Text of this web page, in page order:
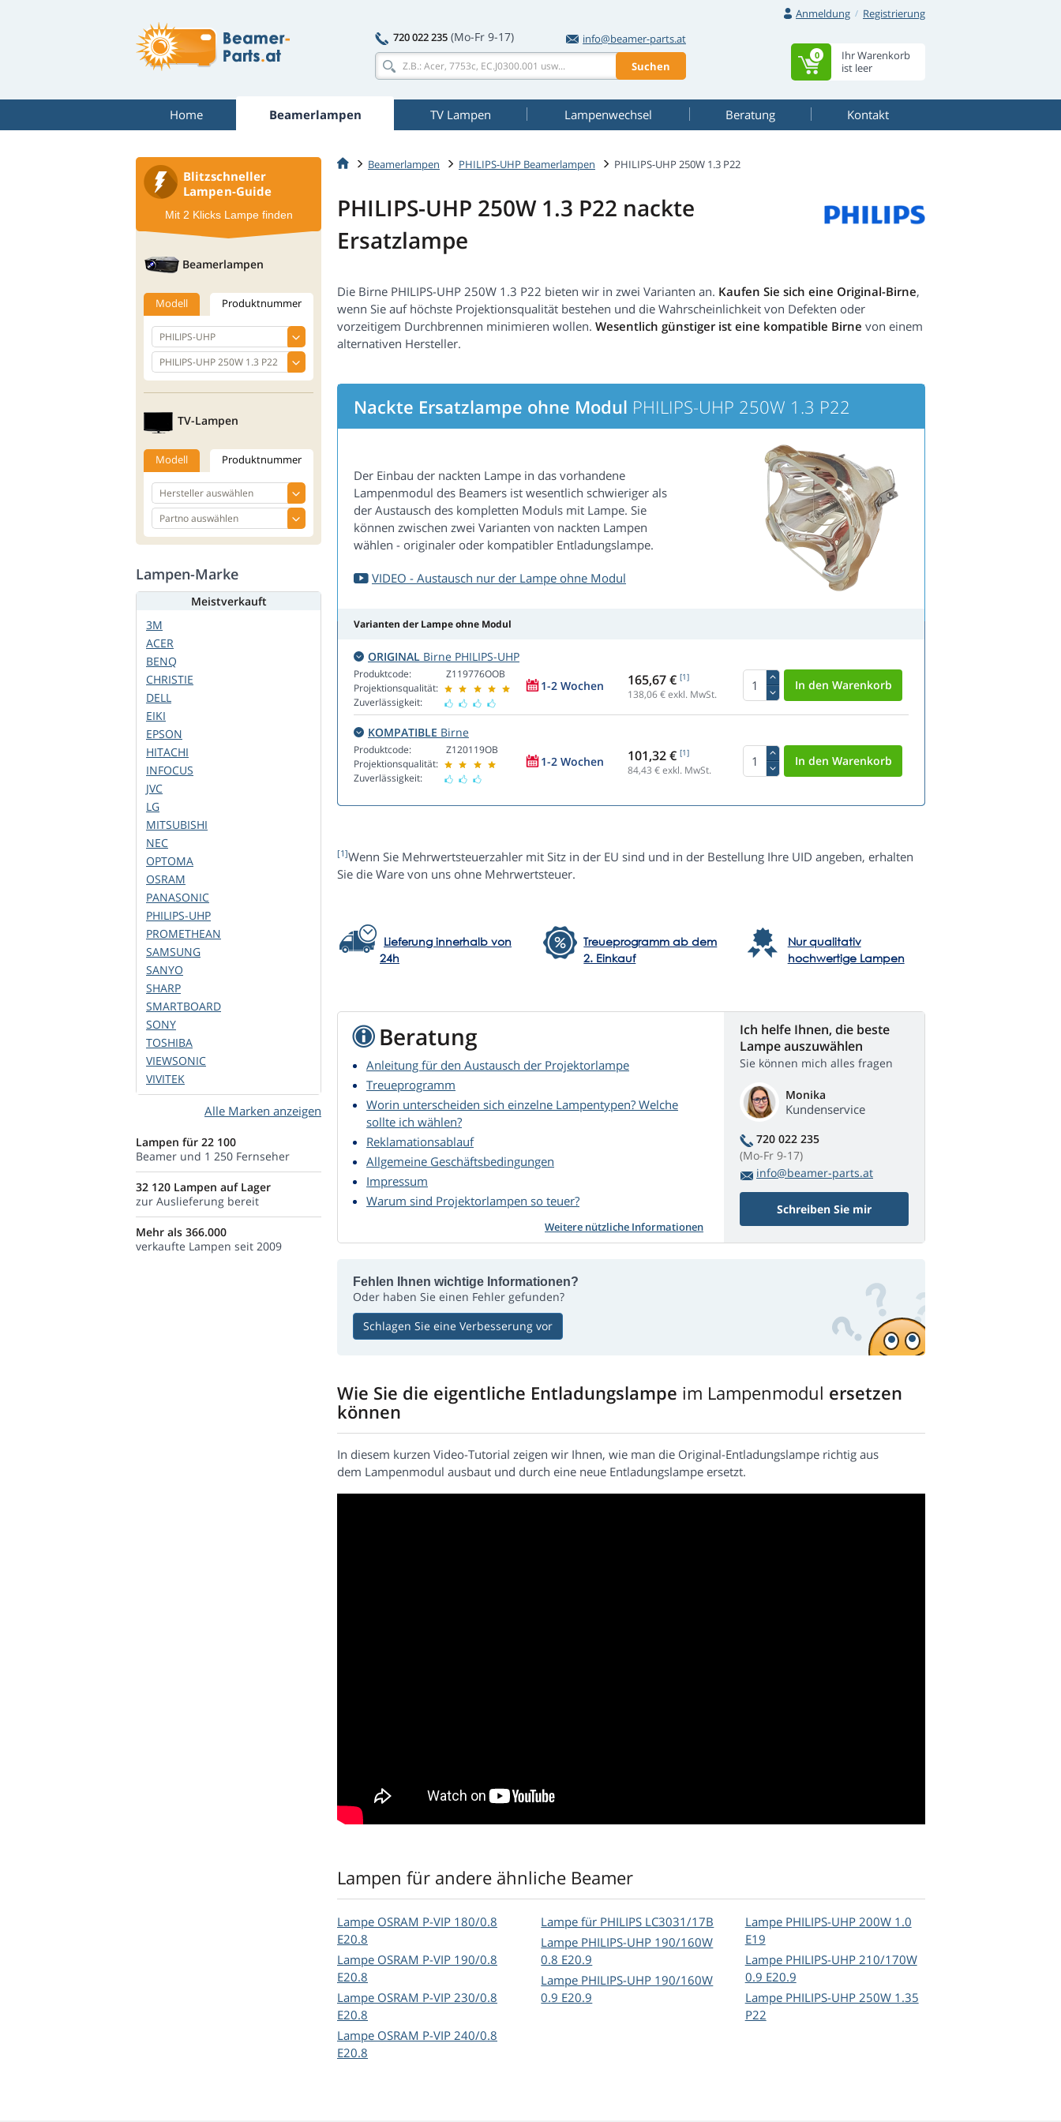
Anmeldung
Registrierung
720 022 235 (Mo-Fr 9-17)
info@beamer-parts.at
Suchen
Ihr Warenkorb
ist leer
0
Home Beamerlampen TV Lampen Lampenwechsel Beratung Kontakt
Beamerlampen PHILIPS-UHP Beamerlampen PHILIPS-UHP 250W 1.3 P22
PHILIPS-UHP 250W 1.3 P22 nackte
Ersatzlampe
Die Birne PHILIPS-UHP 250W 1.3 P22 bieten wir in zwei Varianten an. Kaufen Sie sich eine Original-Birne,
wenn Sie auf höchste Projektionsqualität bestehen und die Wahrscheinlichkeit von Defekten oder
vorzeitigem Durchbrennen minimieren wollen. Wesentlich günstiger ist eine kompatible Birne von einem
alternativen Hersteller.
Nackte Ersatzlampe ohne Modul PHILIPS-UHP 250W 1.3 P22
Der Einbau der nackten Lampe in das vorhandene
Lampenmodul des Beamers ist wesentlich schwieriger als
der Austausch des kompletten Moduls mit Lampe. Sie
können zwischen zwei Varianten von nackten Lampen
wählen - originaler oder kompatibler Entladungslampe.
VIDEO - Austausch nur der Lampe ohne Modul
Varianten der Lampe ohne Modul
ORIGINAL Birne PHILIPS-UHP
Produktcode:
Projektionsqualität:
Zuverlässigkeit:
Z119776OOB
1-2 Wochen 165,67 € [1]
138,06€ exkl. MwSt.
KOMPATIBLE Birne
Produktcode:
Projektionsqualität:
Zuverlässigkeit:
Z120119OB
1-2 Wochen 101,32 € [1]
84,43 € exkl. MwSt.
[1]Wenn Sie Mehrwertsteuerzahler mit Sitz in der EU sind und in der Bestellung Ihre UID angeben, erhalten
Sie die Ware von uns ohne Mehrwertsteuer.
Lieferung innerhalb von
24h
Treueprogramm ab dem
2. Einkauf
Nur qualitativ
hochwertige Lampen
Beratung
Anleitung für den Austausch der Projektorlampe
Treueprogramm
Worin unterscheiden sich einzelne Lampentypen? Welche
sollte ich wählen?
Reklamationsablauf
Allgemeine Geschäftsbedingungen
Impressum
Warum sind Projektorlampen so teuer?
Weitere nützliche Informationen
Ich helfe Ihnen, die beste
Lampe auszuwählen
Sie können mich alles fragen
Monika
Kundenservice
720 022 235
(Mo-Fr 9-17)
info@beamer-parts.at
Schreiben Sie mir
Fehlen Ihnen wichtige Informationen?
Oder haben Sie einen Fehler gefunden?
Schlagen Sie eine Verbesserung vor
Wie Sie die eigentliche Entladungslampe im Lampenmodul ersetzen
können
In diesem kurzen Video-Tutorial zeigen wir Ihnen, wie man die Original-Entladungslampe richtig aus
dem Lampenmodul ausbaut und durch eine neue Entladungslampe ersetzt.
Lampen für andere ähnliche Beamer
Lampe OSRAM P-VIP 180/0.8
E20.8
Lampe OSRAM P-VIP 190/0.8
E20.8
Lampe OSRAM P-VIP 230/0.8
E20.8
Lampe OSRAM P-VIP 240/0.8
E20.8
Lampe für PHILIPS LC3031/17B
Lampe PHILIPS-UHP 190/160W
0.8 E20.9
Lampe PHILIPS-UHP 190/160W
0.9 E20.9
Lampe PHILIPS-UHP 200W 1.0
E19
Lampe PHILIPS-UHP 210/170W
0.9 E20.9
Lampe PHILIPS-UHP 250W 1.35
P22
Blitzschneller
Lampen-Guide
Mit 2 Klicks Lampe finden
Beamerlampen
Modell Produktnummer
TV-Lampen
Modell Produktnummer
Lampen-Marke
Meistverkauft
3M
ACER
BENQ
CHRISTIE
DELL
EIKI
EPSON
HITACHI
INFOCUS
JVC
LG
MITSUBISHI
NEC
OPTOMA
OSRAM
PANASONIC
PHILIPS-UHP
PROMETHEAN
SAMSUNG
SANYO
SHARP
SMARTBOARD
SONY
TOSHIBA
VIEWSONIC
VIVITEK
Alle Marken anzeigen
Lampen für 22 100
Beamer und 1 250 Fernseher
32 120 Lampen auf Lager
zur Auslieferung bereit
Mehr als 366.000
verkaufte Lampen seit 2009